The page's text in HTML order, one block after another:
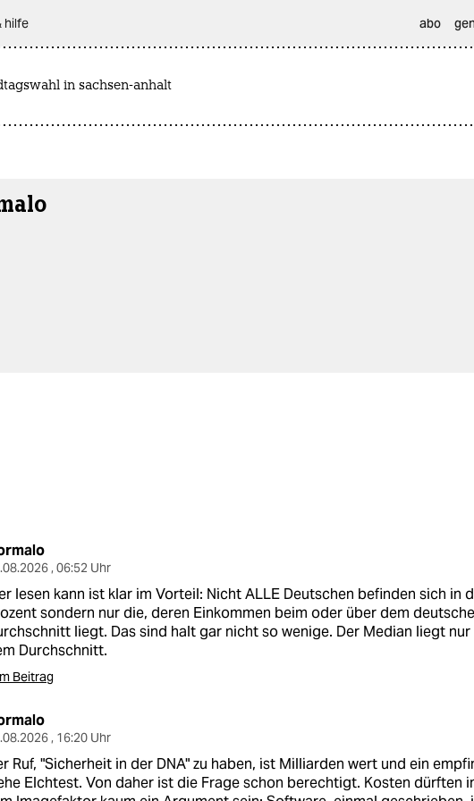
hilfe abo
in sachsen-anhalt
, 06:52 Uhr
lesen kann ist klar im Vorteil: Nicht ALLE Deutschen befinden sich in
sondern nur die, deren Einkommen beim oder über dem
liegt. Das sind halt gar nicht so wenige. Der Median liegt
Durchschnitt.
Beitrag
, 16:20 Uhr
Ruf, "Sicherheit in der DNA" zu haben, ist Milliarden wert und ein
Elchtest. Von daher ist die Frage schon berechtigt. Kosten dürften